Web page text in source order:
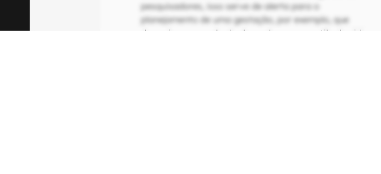
pesquisadores, isso serve de alerta para o
planejamento de uma gestação, por exemplo, que
deve vir acompanhado de mudanças no estilo de vida,